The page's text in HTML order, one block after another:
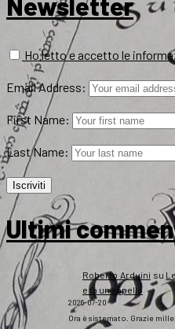
Ho letto e accetto le
Email Address:
First Name:
Last Name:
Ultimi
Roberto Arduini su
e fa un appello
2026-07-20
Ora è sistemato. Grazie mille!